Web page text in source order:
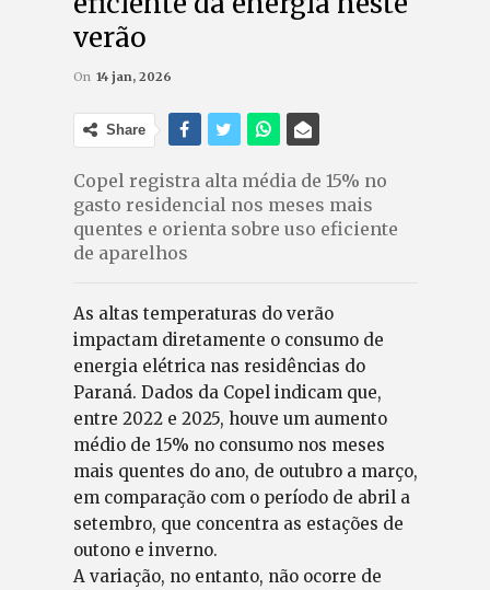
verão
On 14 jan, 2026
Share
Copel registra alta média de 15% no
gasto residencial nos meses mais
quentes e orienta sobre uso eficiente
de aparelhos
As altas temperaturas do verão
impactam diretamente o consumo de
energia elétrica nas residências do
Paraná. Dados da Copel indicam que,
entre 2022 e 2025, houve um aumento
médio de 15% no consumo nos meses
mais quentes do ano, de outubro a março,
em comparação com o período de abril a
setembro, que concentra as estações de
outono e inverno.
A variação, no entanto, não ocorre de